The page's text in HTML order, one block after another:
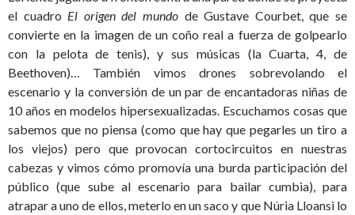
el cuadro El origen del mundo de Gustave Courbet, que se
convierte en la imagen de un coño real a fuerza de golpearlo
con la pelota de tenis), y sus músicas (la Cuarta, 4, de
Beethoven)… También vimos drones sobrevolando el
escenario y la conversión de un par de encantadoras niñas de
10 años en modelos hipersexualizadas. Escuchamos cosas que
sabemos que no piensa (como que hay que pegarles un tiro a
los viejos) pero que provocan cortocircuitos en nuestras
cabezas y vimos cómo promovía una burda participación del
público (que sube al escenario para bailar cumbia), para
atrapar a uno de ellos, meterlo en un saco y que Núria Lloansi lo